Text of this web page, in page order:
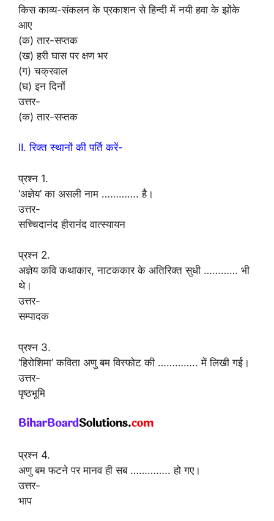
किस काव्य-संकलन के प्रकाशन से हिन्दी में नयी हवा के झोंके
आए
(क) तार-सप्तक
(ख) हरी घास पर क्षण भर
(ग) चक्रवाल
(घ) इन दिनों
उत्तर-
(क) तार-सप्तक
II. रिक्त स्थानों की पर्ति करें-
प्रश्न 1.
‘अज्ञेय’ का असली नाम …………. है।
उत्तर-
सच्चिदानंद हीरानंद वात्स्यायन
प्रश्न 2.
अज्ञेय कवि कथाकार, नाटककार के अतिरिक्त सुधी ………… भी
थे।
उत्तर-
सम्पादक
प्रश्न 3.
‘हिरोशिमा’ कविता अणु बम विस्फोट की ………….. में लिखी गई।
उत्तर-
पृष्ठभूमि
प्रश्न 4.
अणु बम फटने पर मानव ही सब ………….. हो गए।
उत्तर-
भाप